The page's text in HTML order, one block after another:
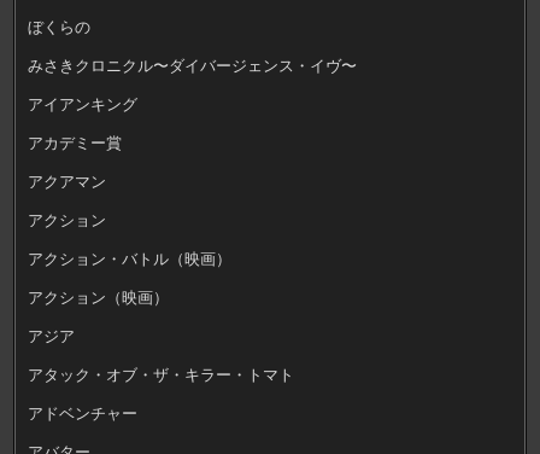
ぼくらの
みさきクロニクル〜ダイバージェンス・イヴ〜
アイアンキング
アカデミー賞
アクアマン
アクション
アクション・バトル（映画）
アクション（映画）
アジア
アタック・オブ・ザ・キラー・トマト
アドベンチャー